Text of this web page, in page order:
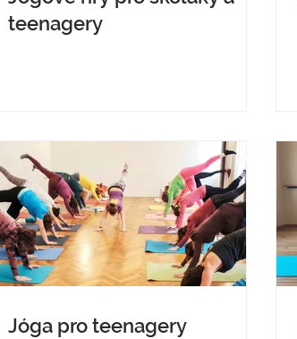
teenagery
Jóga pro teenagery